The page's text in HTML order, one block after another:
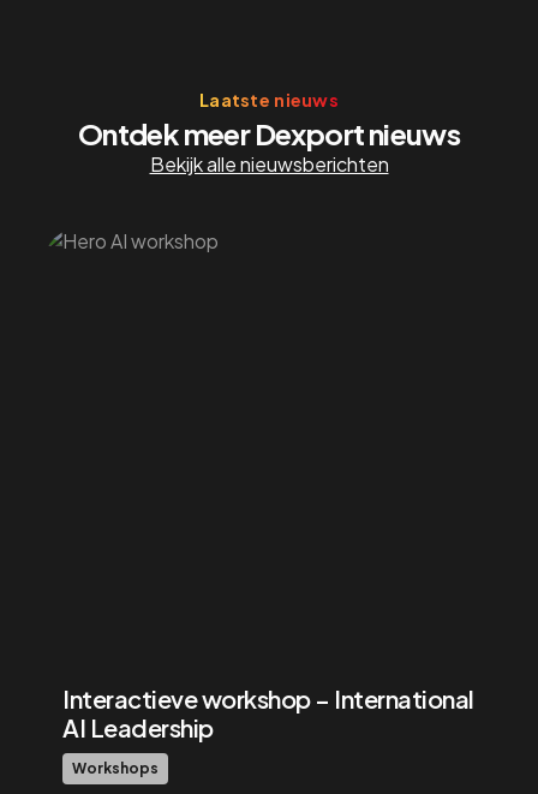
Laatste nieuws
Ontdek meer Dexport nieuws
Bekijk alle nieuwsberichten
Interactieve workshop – International
AI Leadership
Workshops